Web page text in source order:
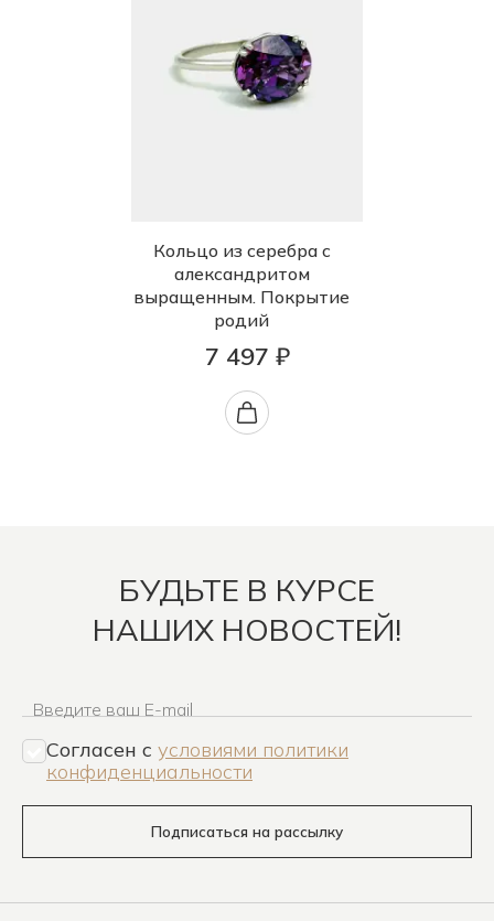
Кольцо из серебра с
александритом
выращенным. Покрытие
родий
7 497 ₽
БУДЬТЕ В КУРСЕ
НАШИХ НОВОСТЕЙ!
Введите ваш E-mail
Согласен c условиями политики
конфиденциальности
Подписаться на рассылку